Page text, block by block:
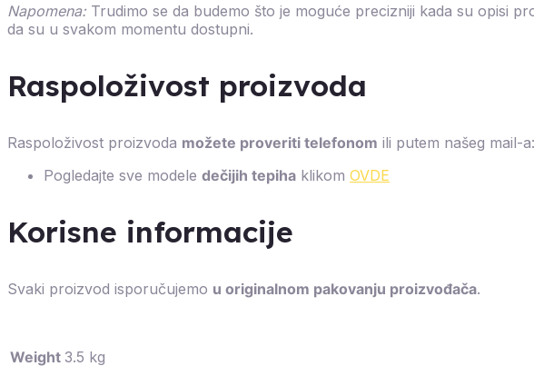
Napomena: Trudimo se da budemo što je moguće precizniji kada su opisi
da su u svakom momentu dostupni.
Raspoloživost proizvoda
Raspoloživost proizvoda možete proveriti telefonom ili putem našeg mail-
Pogledajte sve modele dečijih tepiha klikom OVDE
Korisne informacije
Svaki proizvod isporučujemo u originalnom pakovanju proizvođača.
Weight 3.5 kg